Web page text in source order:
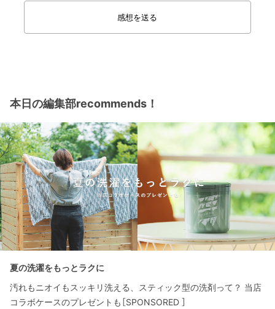
感想を送る
本日の編集部recommends！
夏の洗濯をもっとラクに
汚れもニオイもスッキリ洗える、スティック型の洗剤って？ 当店
コラボケースのプレゼントも［SPONSORED ］